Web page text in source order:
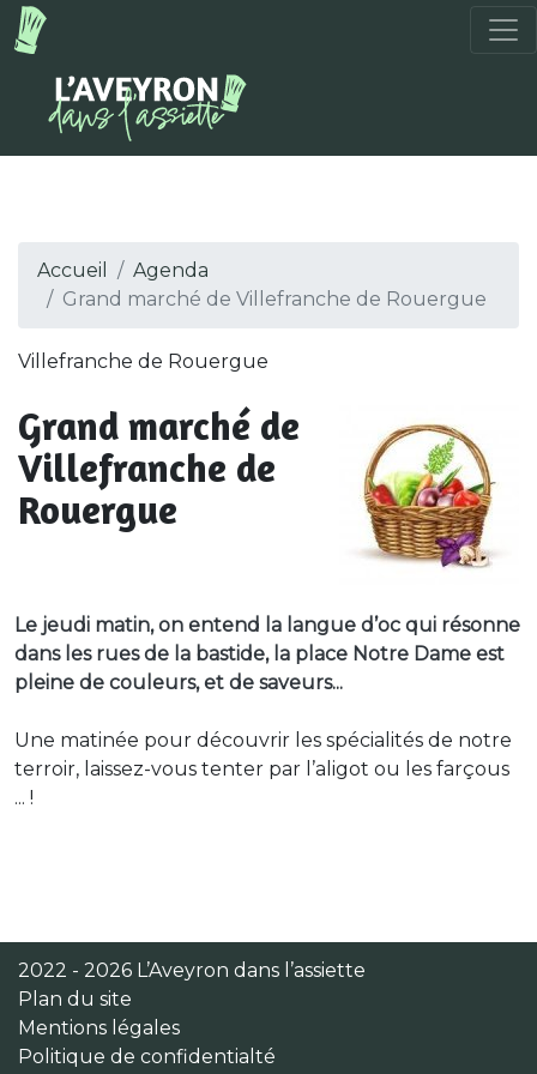
Accueil
Agenda
Grand marché de Villefranche de Rouergue
Villefranche de Rouergue
Grand marché de
Villefranche de
Rouergue
Le jeudi matin, on entend la langue d’oc qui résonne
dans les rues de la bastide, la place Notre Dame est
pleine de couleurs, et de saveurs...
Une matinée pour découvrir les spécialités de notre
terroir, laissez-vous tenter par l’aligot ou les farçous
... !
2022 - 2026 L’Aveyron dans l’assiette
Plan du site
Mentions légales
Politique de confidentialté